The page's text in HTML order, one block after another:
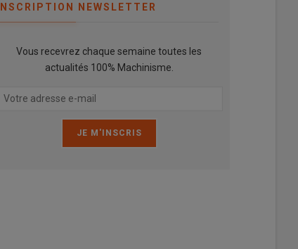
INSCRIPTION NEWSLETTER
Vous recevrez chaque semaine toutes les
actualités 100% Machinisme.